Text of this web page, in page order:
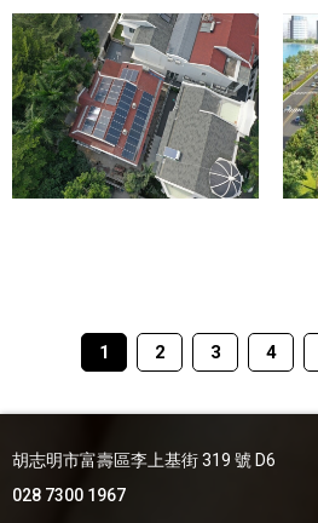
1 2 3 4
胡志明市富壽區李上基街 319 號 D6
028 7300 1967